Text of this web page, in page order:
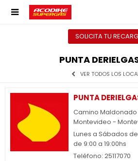

SOLICITA TU
PUNTA
VER TODOS LOS
PUNTA
Camino
Montevideo -
Lunes a Sábados
de 9:00 a 19:00hs
Teléfono: 25117070